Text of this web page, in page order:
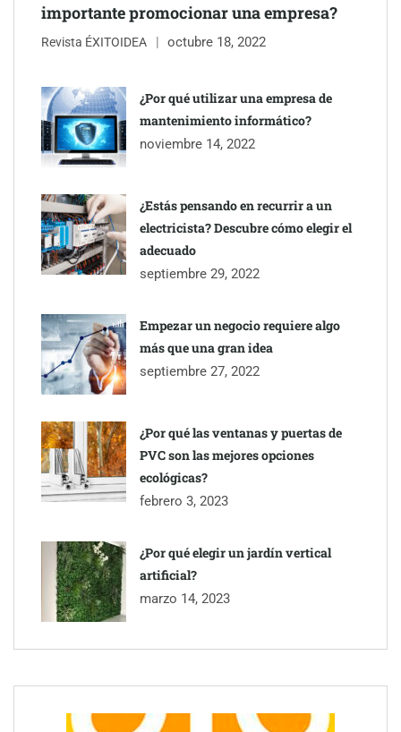
importante promocionar una empresa?
Revista ÉXITOIDEA octubre 18, 2022
¿Por qué utilizar una empresa de
mantenimiento informático?
noviembre 14, 2022
¿Estás pensando en recurrir a un
electricista? Descubre cómo elegir el
adecuado
septiembre 29, 2022
Empezar un negocio requiere algo
más que una gran idea
septiembre 27, 2022
¿Por qué las ventanas y puertas de
PVC son las mejores opciones
ecológicas?
febrero 3, 2023
¿Por qué elegir un jardín vertical
artificial?
marzo 14, 2023